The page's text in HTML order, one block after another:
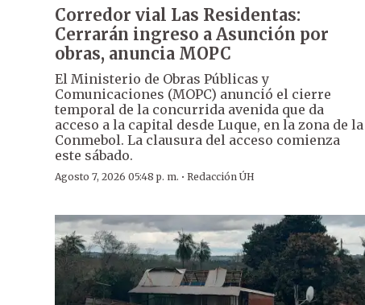
Corredor vial Las Residentas:
Cerrarán ingreso a Asunción por
obras, anuncia MOPC
El Ministerio de Obras Públicas y
Comunicaciones (MOPC) anunció el cierre
temporal de la concurrida avenida que da
acceso a la capital desde Luque, en la zona de la
Conmebol. La clausura del acceso comienza
este sábado.
Agosto 7, 2026 05:48 p. m. · Redacción ÚH